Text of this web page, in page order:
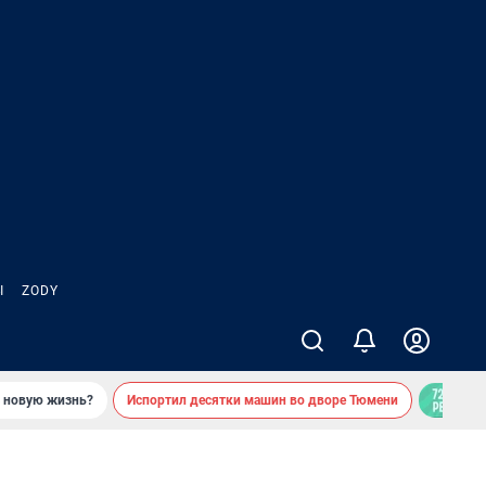
ZODY
новую жизнь? Испортил десятки машин во дворе Тюмени